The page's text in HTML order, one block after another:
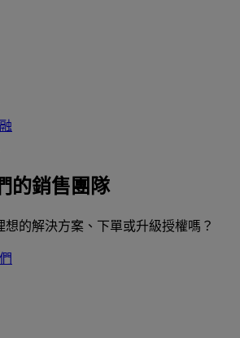
的銷售團隊
想的解決方案、下單或升級授權嗎？